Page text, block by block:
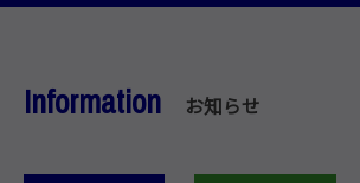
Information お知らせ